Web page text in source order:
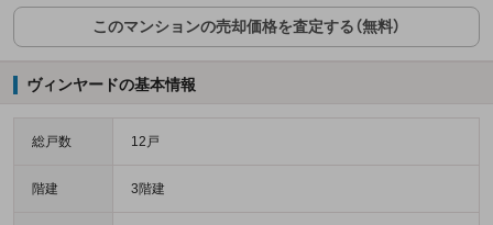
このマンションの売却価格を査定する（無料）
ヴィンヤードの基本情報
総戸数 12戸
階建 3階建